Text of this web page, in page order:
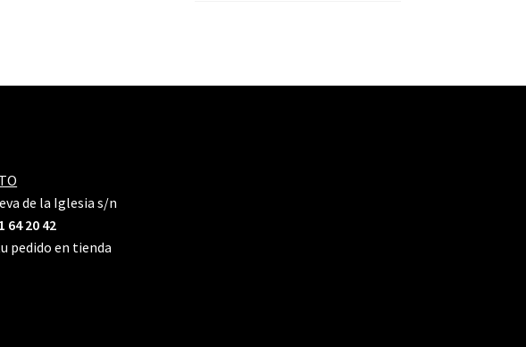
de la Iglesia s/n
64 20 42
pedido en tienda